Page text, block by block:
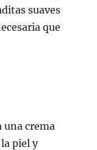
suaves
que
una crema
piel y